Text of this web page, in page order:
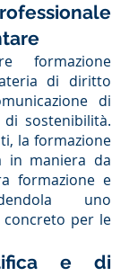
formazione
di diritto
di
sostenibilità.
la formazione
in maniera da
formazione e
uno
per le
e di